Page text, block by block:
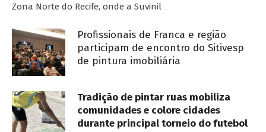
Zona Norte do Recife, onde a Suvinil
Profissionais de Franca e região
participam de encontro do Sitivesp
de pintura imobiliária
Tradição de pintar ruas mobiliza
comunidades e colore cidades
durante principal torneio do futebol